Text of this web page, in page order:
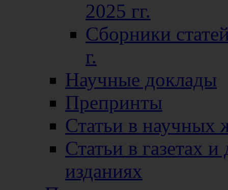
2025 гг.
Сборники
г.
Научные доклады
Препринты
Статьи в научных
Статьи в газетах
изданиях